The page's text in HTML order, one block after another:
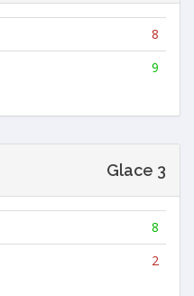
8
9
Glace 3
8
2